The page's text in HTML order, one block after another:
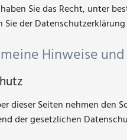
Sie das Recht, unter
Sie der
Hinweise
dieser Seiten nehmen den
der gesetzlichen